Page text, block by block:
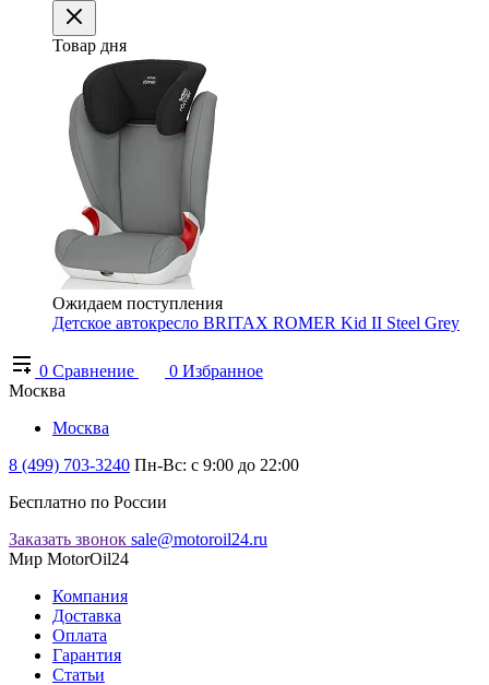
Товар дня
Ожидаем поступления
Детское автокресло BRITAX ROMER Kid II Steel Grey
0 Сравнение 0 Избранное
Москва
Москва
8 (499) 703-3240 Пн-Вс: с 9:00 до 22:00
Бесплатно по России
Заказать звонок sale@motoroil24.ru
Мир MotorOil24
Компания
Доставка
Оплата
Гарантия
Статьи